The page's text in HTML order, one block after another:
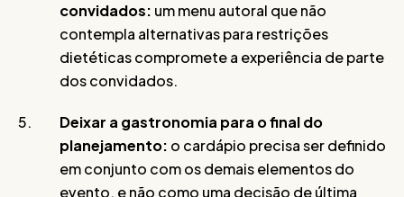
convidados: um menu autoral que não
contempla alternativas para restrições
dietéticas compromete a experiência de parte
dos convidados.
Deixar a gastronomia para o final do
planejamento: o cardápio precisa ser definido
em conjunto com os demais elementos do
evento, e não como uma decisão de última